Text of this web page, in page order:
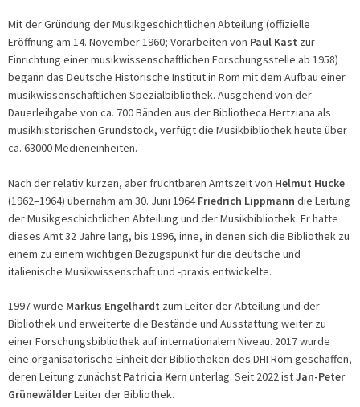
Mit der Gründung der Musikgeschichtlichen Abteilung (offizielle
Eröffnung am 14. November 1960; Vorarbeiten von Paul Kast zur
Einrichtung einer musikwissenschaftlichen Forschungsstelle ab 1958)
begann das Deutsche Historische Institut in Rom mit dem Aufbau einer
musikwissenschaftlichen Spezialbibliothek. Ausgehend von der
Dauerleihgabe von ca. 700 Bänden aus der Bibliotheca Hertziana als
musikhistorischen Grundstock, verfügt die Musikbibliothek heute über
ca. 63000 Medieneinheiten.
Nach der relativ kurzen, aber fruchtbaren Amtszeit von Helmut Hucke
(1962–1964) übernahm am 30. Juni 1964Friedrich Lippmann die Leitung
der Musikgeschichtlichen Abteilung und der Musikbibliothek. Er hatte
dieses Amt 32 Jahre lang, bis 1996, inne, in denen sich die Bibliothek zu
einem zu einem wichtigen Bezugspunkt für die deutsche und
italienische Musikwissenschaft und -praxis entwickelte.
1997 wurde Markus Engelhardt zum Leiter der Abteilung und der
Bibliothek und erweiterte die Bestände und Ausstattung weiter zu
einer Forschungsbibliothek auf internationalem Niveau. 2017 wurde
eine organisatorische Einheit der Bibliotheken des DHI Rom geschaffen,
deren Leitung zunächst Patricia Kern unterlag. Seit 2022 istJan-Peter
GrünewälderLeiter der Bibliothek.